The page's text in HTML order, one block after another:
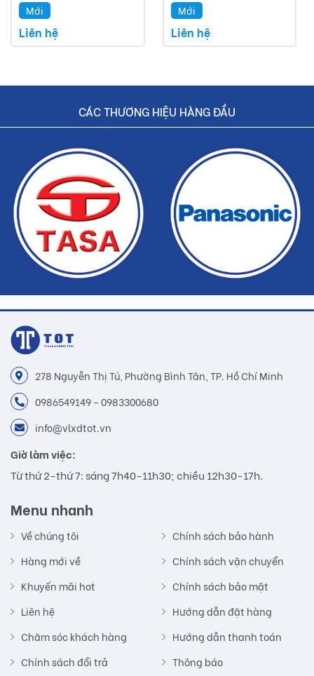
Mới
Liên hệ
Mới
Liên hệ
CÁC THƯƠNG HIỆU HÀNG ĐẦU
278 Nguyễn Thị Tú, Phường Bình Tân, TP. Hồ Chí Minh
0986549149 - 0983300680
info@vlxdtot.vn
Giờ làm việc:
Từ thứ 2-thứ 7: sáng 7h40-11h30; chiều 12h30-17h.
Menu nhanh
Về chúng tôi
Hàng mới về
Khuyến mãi hot
Liên hệ
Chăm sóc khách hàng
Chính sách đổi trả
Chính sách bảo hành
Chính sách vận chuyển
Chính sách bảo mật
Hướng dẫn đặt hàng
Hướng dẫn thanh toán
Thông báo